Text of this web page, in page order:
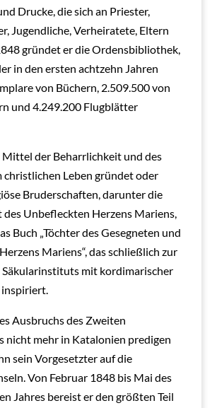
Drucke, die sich an Priester,
Jugendliche, Verheiratete, Eltern
gründet er die Ordensbibliothek,
in den ersten achtzehn Jahren
von Büchern, 2.509.500 von
und 4.249.200 Flugblätter
Mittel der Beharrlichkeit und des
Leben gründet oder
Bruderschaften, darunter die
Unbefleckten Herzens Mariens,
Buch „Töchter des Gesegneten und
Mariens“, das schließlich zur
Säkularinstituts mit kordimarischer
Ausbruchs des Zweiten
nicht mehr in Katalonien predigen
sein Vorgesetzter auf die
Von Februar 1848 bis Mai des
Jahres bereist er den größten Teil